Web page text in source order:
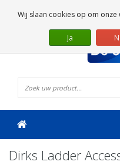
Dirks Ladder
Wij slaan cookies op om
Ja